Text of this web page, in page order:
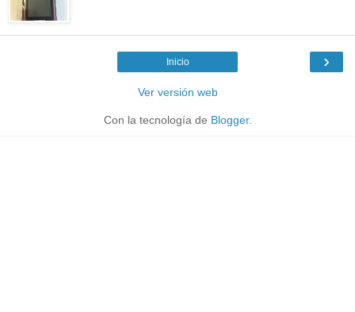
›
Inicio
Ver versión web
Con la tecnología de Blogger.